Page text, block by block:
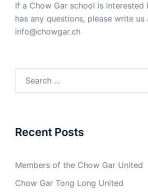
If a Chow Gar school is interested
has any questions, please write us
info@chowgar.ch
Recent Posts
Members of the Chow Gar United
Chow Gar Tong Long United